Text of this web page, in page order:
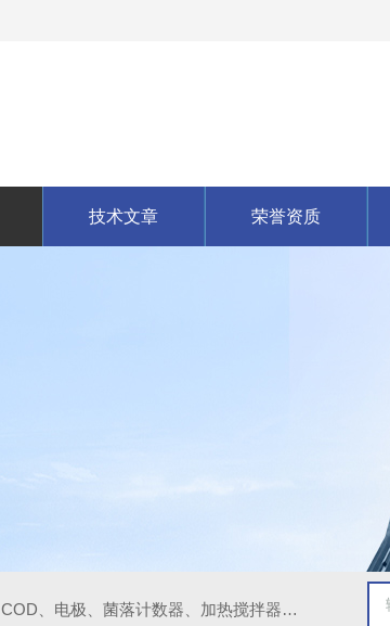
技术文章 荣誉资质
PH/ORP计、电导率/电阻率仪、余氯、溶解氧、浊度、COD、电极、菌落计数器、加热搅拌器、蒸馏水制造器、标准液、电缆线、计量泵、加药装置、可燃气体探测器、防爆声光报警器、家用可燃气体报警器、风速仪、红外线测温仪、声级计